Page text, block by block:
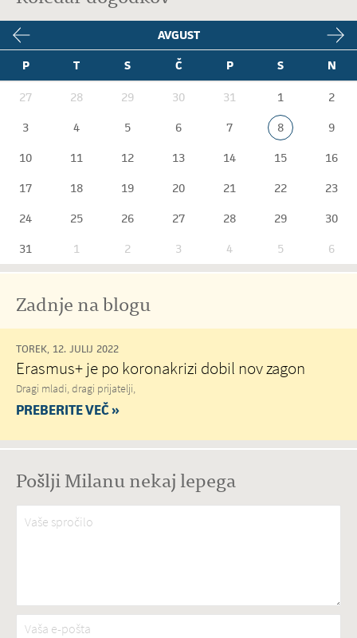
AVGUST
P
T S Č P S N
27 28 29 30 31 1
2
3
4 5 6 7 8
9
10
11 12 13 14 15
16
17
18 19 20 21 22
23
24
25 26 27 28 29
30
31
1 2 3 4 5 6
Zadnje na blogu
TOREK, 12. JULIJ 2022
Erasmus+ je po koronakrizi dobil nov zagon
Dragi mladi, dragi prijatelji,
PREBERITE VEČ »
Pošlji Milanu nekaj lepega
Vaše spročilo*
Vaša e-pošta*